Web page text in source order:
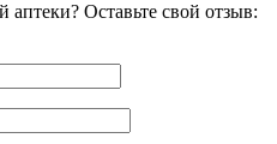
аптеки? Оставьте свой отзыв: